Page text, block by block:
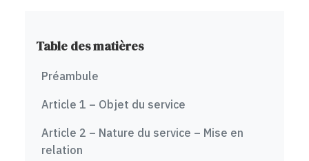
Table des matières
Préambule
Article 1 – Objet du service
Article 2 – Nature du service – Mise en
relation